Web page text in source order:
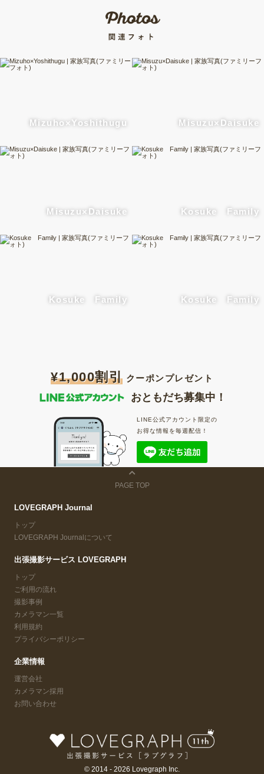
験の違いを比較しながら、赤ちゃんファーストギフトの選び方と、選択
Mizuho×Yoshithugu Misuzu×Daisuke
Misuzu×Daisuke Kosuke Family
Kosuke Family Kosuke Family
¥1,000割引 クーポンプレゼント
おともだち募集中！
LINE公式アカウント限定の
お得な情報を毎週配信！
PAGE TOP
LOVEGRAPH Journal
トップ
LOVEGRAPH Journalについて
出張撮影サービス LOVEGRAPH
トップ
ご利用の流れ
撮影事例
カメラマン一覧
利用規約
プライバシーポリシー
企業情報
運営会社
カメラマン採用
お問い合わせ
© 2014 - 2026 Lovegraph Inc.